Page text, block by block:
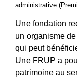
administrative
Une fondation
un organisme
qui peut
Une FRUP a
patrimoine au